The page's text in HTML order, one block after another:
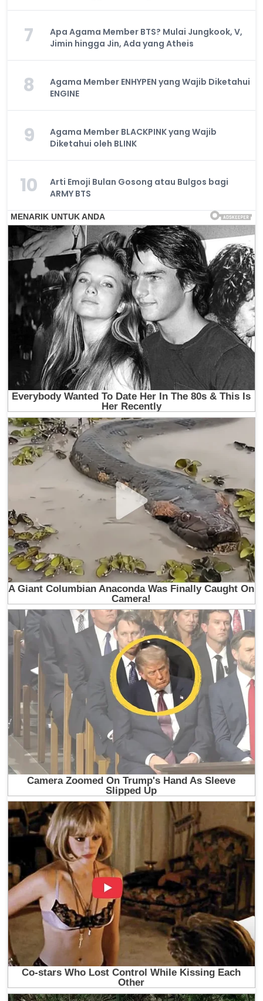
7
Apa Agama Member BTS? Mulai Jungkook, V,
Jimin hingga Jin, Ada yang Atheis
8
Agama Member ENHYPEN yang Wajib Diketahui
ENGINE
9
Agama Member BLACKPINK yang Wajib
Diketahui oleh BLINK
10
Arti Emoji Bulan Gosong atau Bulgos bagi
ARMY BTS